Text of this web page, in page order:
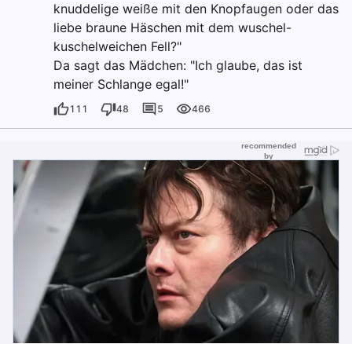
knuddelige weiße mit den Knopfaugen oder das
liebe braune Häschen mit dem wuschel-
kuschelweichen Fell?"
Da sagt das Mädchen: "Ich glaube, das ist
meiner Schlange egal!"
111 48 5 466